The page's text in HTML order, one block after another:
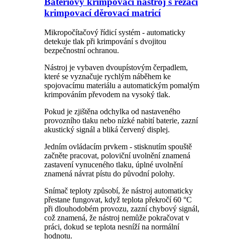
krimpovací děrovací matricí
Mikropočítačový řídicí systém - automaticky
detekuje tlak při krimpování s dvojitou
bezpečnostní ochranou.
Nástroj je vybaven dvoupístovým čerpadlem,
které se vyznačuje rychlým náběhem ke
spojovacímu materiálu a automatickým pomalým
krimpováním převodem na vysoký tlak.
Pokud je zjištěna odchylka od nastaveného
provozního tlaku nebo nízké nabití baterie, zazní
akustický signál a bliká červený displej.
Jedním ovládacím prvkem - stisknutím spouště
začněte pracovat, poloviční uvolnění znamená
zastavení vynuceného tlaku, úplné uvolnění
znamená návrat pístu do původní polohy.
Snímač teploty způsobí, že nástroj automaticky
přestane fungovat, když teplota překročí 60 °C
při dlouhodobém provozu, zazní chybový signál,
což znamená, že nástroj nemůže pokračovat v
práci, dokud se teplota nesníží na normální
hodnotu.